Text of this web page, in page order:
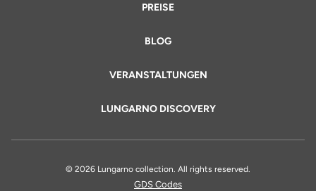
PREISE
BLOG
VERANSTALTUNGEN
LUNGARNO DISCOVERY
© 2026 Lungarno collection. All rights reserved.
GDS Codes